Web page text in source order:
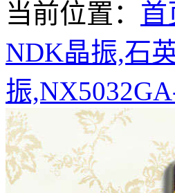
当前位置： 首
NDK晶振,石
振